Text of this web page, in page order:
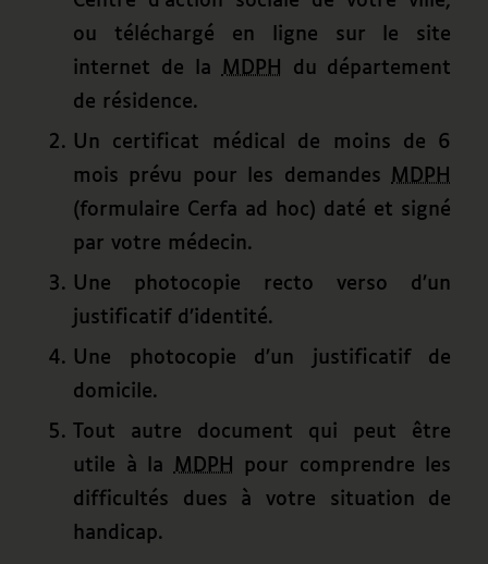
ou téléchargé en ligne sur le site
internet de la MDPH
du département
de résidence.
Un certificat médical de moins de 6
mois prévu pour les demandes MDPH
(formulaire Cerfa ad hoc) daté et signé
par votre médecin.
Une photocopie recto verso d’un
justificatif d’identité.
Une photocopie d’un justificatif de
domicile.
Tout autre document qui peut être
utile à la MDPH
pour comprendre les
difficultés dues à votre situation de
handicap.